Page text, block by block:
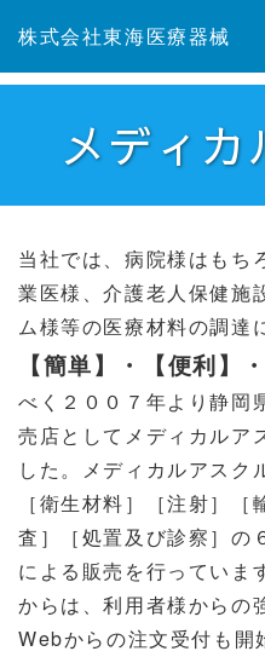
株式会社東海医療器械
メディカ
当社では、病院様はもち
業医様、介護老人保健施
ム様等の医療材料の調達
【簡単】・【便利】
べく２００７年より静岡
売店としてメディカルア
した。メディカルアスク
［衛生材料］［注射］
査］［処置及び診察］の
による販売を行っていま
からは、利用者様からの
Webからの注文受付も開